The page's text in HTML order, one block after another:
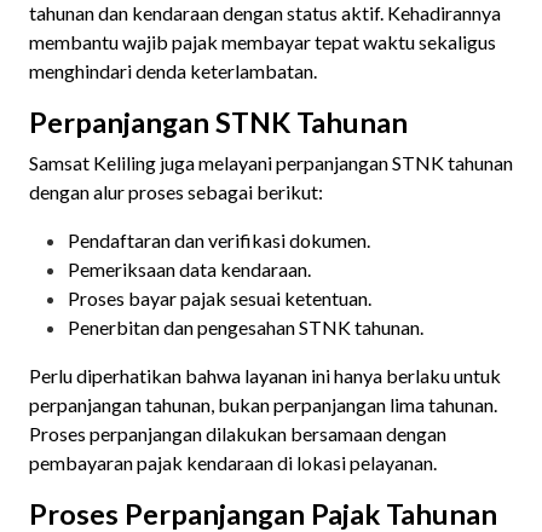
tahunan dan kendaraan dengan status aktif. Kehadirannya
membantu wajib pajak membayar tepat waktu sekaligus
menghindari denda keterlambatan.
Perpanjangan STNK Tahunan
Samsat Keliling juga melayani perpanjangan STNK tahunan
dengan alur proses sebagai berikut:
Pendaftaran dan verifikasi dokumen.
Pemeriksaan data kendaraan.
Proses bayar pajak sesuai ketentuan.
Penerbitan dan pengesahan STNK tahunan.
Perlu diperhatikan bahwa layanan ini hanya berlaku untuk
perpanjangan tahunan, bukan perpanjangan lima tahunan.
Proses perpanjangan dilakukan bersamaan dengan
pembayaran pajak kendaraan di lokasi pelayanan.
Proses Perpanjangan Pajak Tahunan